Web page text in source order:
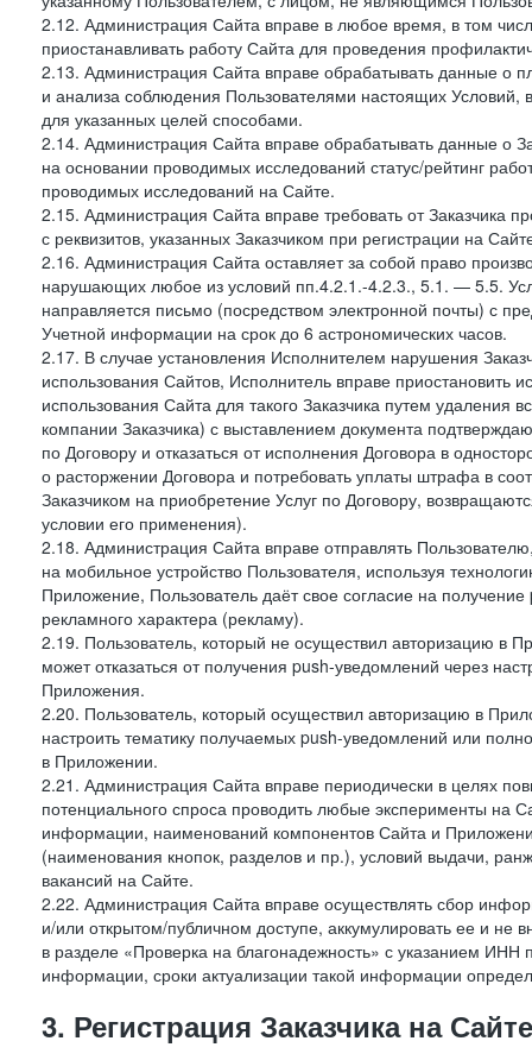
2.12. Администрация Сайта вправе в любое время, в том
приостанавливать работу Сайта для проведения
2.13. Администрация Сайта вправе обрабатывать данные о
и анализа соблюдения Пользователями настоящих
для указанных целей способами.
2.14. Администрация Сайта вправе обрабатывать данные о
на основании проводимых исследований статус/рейтинг
проводимых исследований на Сайте.
2.15. Администрация Сайта вправе требовать от Заказчика
с реквизитов, указанных Заказчиком при регистрации на
2.16. Администрация Сайта оставляет за собой право
нарушающих любое из условий пп.4.2.1.-4.2.3., 5.1. — 5.5.
направляется письмо (посредством электронной почты) с
Учетной информации на срок до 6 астрономических часов.
2.17. В случае установления Исполнителем нарушения
использования Сайтов, Исполнитель вправе приостановить
использования Сайта для такого Заказчика путем
компании Заказчика) с выставлением документа
по Договору и отказаться от исполнения Договора в
о расторжении Договора и потребовать уплаты штрафа в
Заказчиком на приобретение Услуг по Договору,
условии его применения).
2.18. Администрация Сайта вправе отправлять
на мобильное устройство Пользователя, используя
Приложение, Пользователь даёт свое согласие на
рекламного характера (рекламу).
2.19. Пользователь, который не осуществил авторизацию в
может отказаться от получения push-уведомлений через
Приложения.
2.20. Пользователь, который осуществил авторизацию в
настроить тематику получаемых push-уведомлений или
в Приложении.
2.21. Администрация Сайта вправе периодически в целях
потенциального спроса проводить любые эксперименты на
информации, наименований компонентов Сайта и
(наименования кнопок, разделов и пр.), условий выдачи,
вакансий на Сайте.
2.22. Администрация Сайта вправе осуществлять сбор
и/или открытом/публичном доступе, аккумулировать ее и не
в разделе «Проверка на благонадежность» с указанием
информации, сроки актуализации такой информации
3. Регистрация Заказчика на Сайте